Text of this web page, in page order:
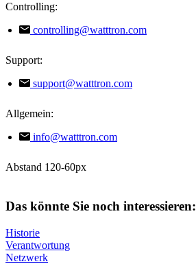
Controlling:
controlling@watttron.com
Support:
support@watttron.com
Allgemein:
info@watttron.com
Abstand 120-60px
Das könnte Sie noch interessieren:
Historie
Verantwortung
Netzwerk